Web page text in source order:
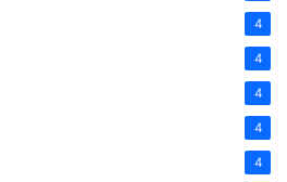
4
4
4
4
4